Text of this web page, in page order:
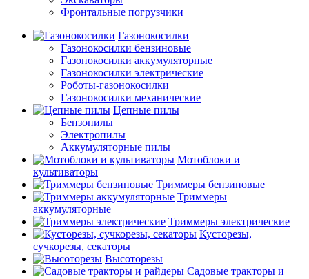
Фронтальные погрузчики
Газонокосилки
Газонокосилки бензиновые
Газонокосилки аккумуляторные
Газонокосилки электрические
Роботы-газонокосилки
Газонокосилки механические
Цепные пилы
Бензопилы
Электропилы
Аккумуляторные пилы
Мотоблоки и
культиваторы
Триммеры бензиновые
Триммеры
аккумуляторные
Триммеры электрические
Кусторезы,
сучкорезы, секаторы
Высоторезы
Садовые тракторы и